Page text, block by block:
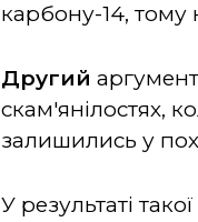
карбону-14,
Другий
скам'янілостях,
залишились у
У результаті